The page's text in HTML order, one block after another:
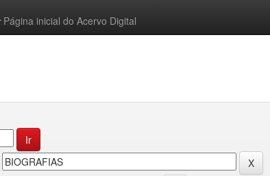
Página inicial do Acervo Digital